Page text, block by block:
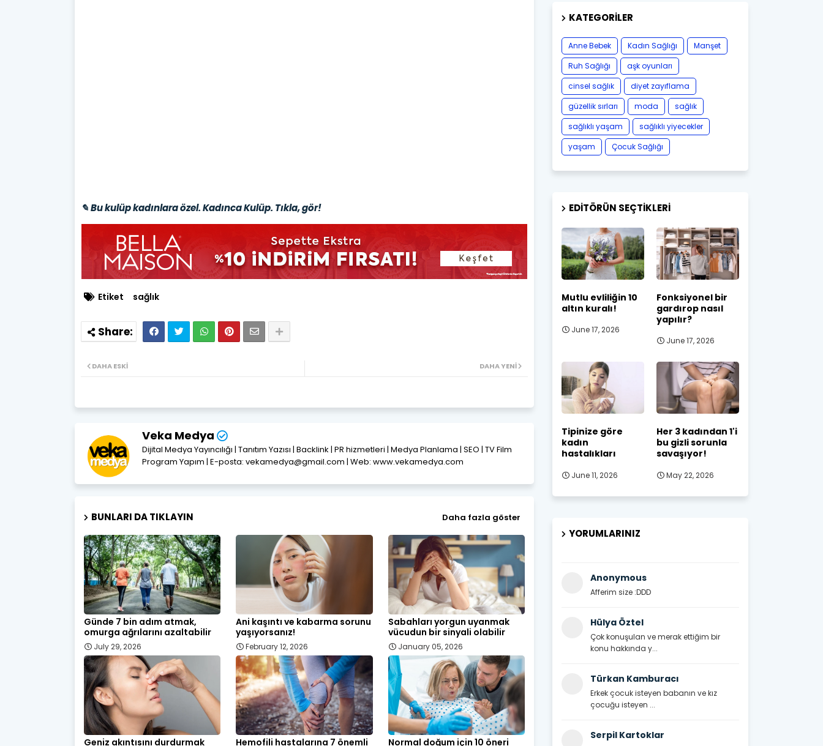
✎ Bu kulüp kadınlara özel. Kadınca Kulüp. Tıkla, gör!
Etiket sağlık
DAHA YENI
DAHA ESKI
Veka Medya
Dijital Medya Yayıncılığı | Tanıtım Yazısı | Backlink | PR hizmetleri | Medya Planlama | SEO | TV Film
Program Yapım | E-posta: vekamedya@gmail.com | Web: www.vekamedya.com
BUNLARI DA TIKLAYIN Daha fazla göster
Günde 7 bin adım atmak,
omurga ağrılarını azaltabilir
July 29, 2026
Ani kaşıntı ve kabarma sorunu
yaşıyorsanız!
February 12, 2026
Sabahları yorgun uyanmak
vücudun bir sinyali olabilir
January 05, 2026
Geniz akıntısını durdurmak Hemofili hastalarına 7 önemli Normal doğum için 10 öneri
KATEGORILER
Anne Bebek Kadın Sağlığı
Manşet
Ruh Sağlığı
aşk oyunları
cinsel sağlık
diyet zayıflama
güzellik sırları
moda
sağlık
sağlıklı yaşam
sağlıklı yiyecekler
yaşam
Çocuk Sağlığı
EDITÖRÜN SEÇTIKLERI
Mutlu evliliğin 10
altın kuralı!
June 17, 2026
Fonksiyonel bir
gardırop nasıl
yapılır?
June 17, 2026
Tipinize göre
kadın
hastalıkları
June 11, 2026
Her 3 kadından 1'i
bu gizli sorunla
savaşıyor!
May 22, 2026
YORUMLARINIZ
Anonymous
Afferim size :DDD
Hülya Öztel
Çok konuşulan ve merak ettiğim bir
konu hakkında y...
Türkan Kamburacı
Erkek çocuk isteyen babanın ve kız
çocuğu isteyen ...
Serpil Kartoklar